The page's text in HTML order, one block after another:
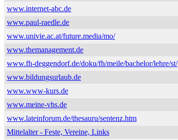
www.internet-abc.de
www.paul-raedle.de
www.univie.ac.at/future.media/mo/
www.themanagement.de
www.fh-deggendorf.de/doku/fh/meile/bachelor/lehre/st/
www.bildungsurlaub.de
www.www-kurs.de
www.meine-vhs.de
www.lateinforum.de/thesauru/sentenz.htm
Mittelalter - Feste, Vereine, Links